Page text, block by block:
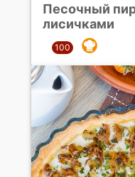
Песочный
лисичками